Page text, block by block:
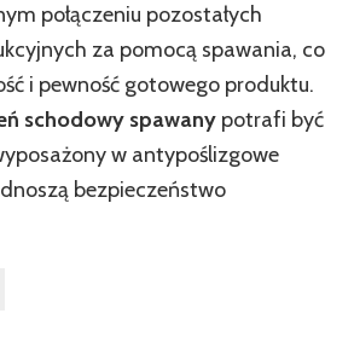
połączeniu pozostałych
za pomocą spawania, co
i pewność gotowego produktu.
schodowy spawany potrafi być
w antypoślizgowe
bezpieczeństwo